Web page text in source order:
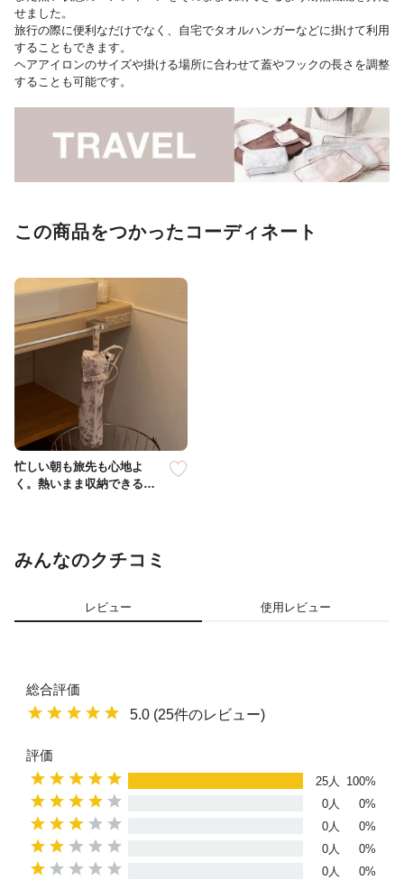
せました。
旅行の際に便利なだけでなく、自宅でタオルハンガーなどに掛けて利用
することもできます。
ヘアアイロンのサイズや掛ける場所に合わせて蓋やフックの長さを調整
することも可能です。
この商品をつかったコーディネート
忙しい朝も旅先も心地よ
く。熱いまま収納できるヘ
みんなのクチコミ
レビュー 使用レビュー
総合評価
5.0 (25件のレビュー)
評価
25人
100%
0人
0%
0人
0%
0人
0%
0人
0%